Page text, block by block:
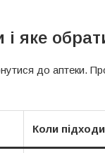
і яке
до аптеки.
Коли